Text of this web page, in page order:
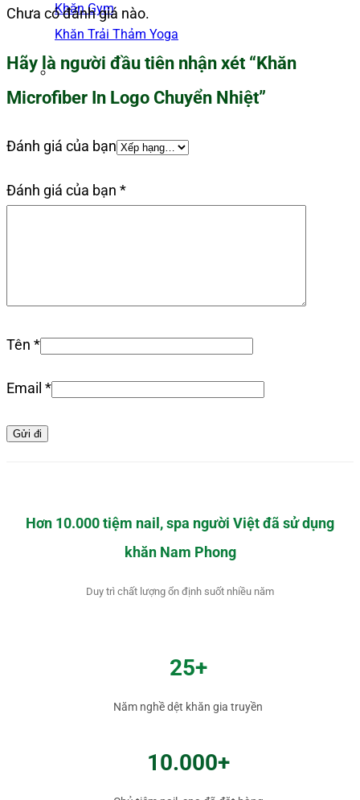
Khăn Gym
Khăn Trải Thảm Yoga
Chưa có đánh giá nào.
Hãy là người đầu tiên nhận xét “Khăn
Microfiber In Logo Chuyển Nhiệt”
Đánh giá của bạn
Đánh giá của bạn *
Tên *
Email *
Hơn 10.000 tiệm nail, spa người Việt đã sử dụng
khăn Nam Phong
Duy trì chất lượng ổn định suốt nhiều năm
25+
Năm nghề dệt khăn gia truyền
10.000+